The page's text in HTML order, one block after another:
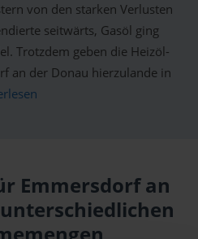
von den starken Verlusten
seitwärts, Gasöl ging
Trotzdem geben die Heizöl-
an der Donau hierzulande in
Emmersdorf an